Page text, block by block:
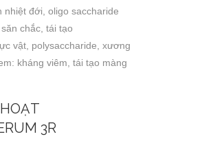
nhiệt đới, oligo saccharide
chắc, tái tạo
vật, polysaccharide, xương
kháng viêm, tái tạo màng
3R